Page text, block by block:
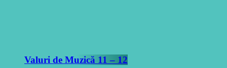
Valuri de Muzică 11 – 12